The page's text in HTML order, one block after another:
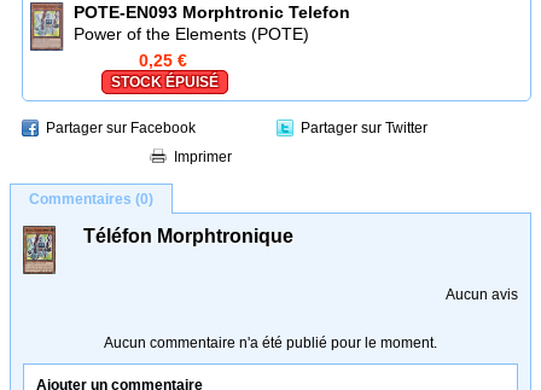
POTE-EN093 Morphtronic Telefon
Power of the Elements (POTE)
0,25 €
STOCK ÉPUISÉ
Partager sur Facebook
Partager sur Twitter
Imprimer
Commentaires (0)
Téléfon Morphtronique
Aucun avis
Aucun commentaire n'a été publié pour le moment.
Ajouter un commentaire